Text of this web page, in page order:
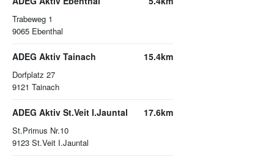
Trabeweg 1
9065 Ebenthal
ADEG Aktiv Tainach
Dorfplatz 27
9121 Tainach
15.4km
ADEG Aktiv St.Veit I.Jauntal
St.Primus Nr.10
9123 St.Veit I.Jauntal
17.6km